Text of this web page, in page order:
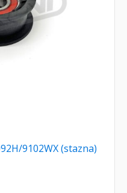
9102WX (stazna)